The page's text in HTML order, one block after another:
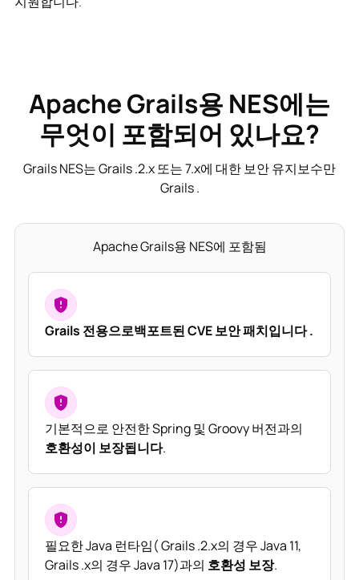
Apache Grails용 NES에는
무엇이 포함되어 있나요?
Grails NES는 Grails .2.x 또는 7.x에 대한 보안 유지보수만
Grails .
Apache Grails용 NES에 포함됨
Grails 전용으로백포트된 CVE 보안 패치입니다.
기본적으로 안전한 Spring 및 Groovy 버전과의
호환성이 보장됩니다.
필요한 Java 런타임( Grails .2.x의 경우 Java 11,
Grails .x의 경우 Java 17)과의 호환성 보장.